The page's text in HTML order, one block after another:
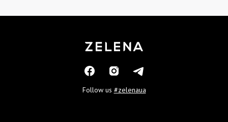
Follow us #zelenaua